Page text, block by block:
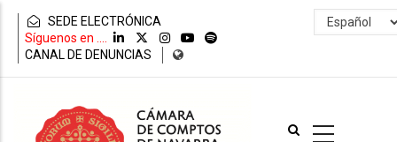
contenido
principal
SEDE ELECTRÓNICA
Síguenos en ....
CANAL DE DENUNCIAS
Select
your